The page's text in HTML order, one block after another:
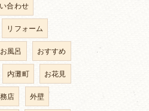
合わせ
リフォーム
お風呂 おすすめ
内灘町 お花見
店 外壁